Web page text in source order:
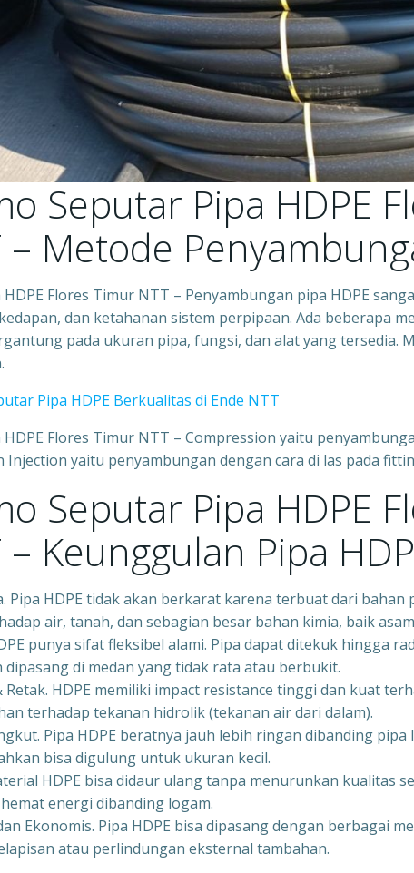
Seputar Pipa HDPE
– Metode
Flores Timur NTT – Penyambungan pipa HDPE
dan ketahanan sistem perpipaan. Ada beberapa
pada ukuran pipa, fungsi, dan alat yang tersedia.
Pipa HDPE Berkualitas di Ende NTT
Flores Timur NTT – Compression yaitu
Injection yaitu penyambungan dengan cara di las pada
Seputar Pipa HDPE
Keunggulan Pipa
Pipa HDPE tidak akan berkarat karena terbuat dari bahan
air, tanah, dan sebagian besar bahan kimia, baik
punya sifat fleksibel alami. Pipa dapat ditekuk hingga
di medan yang tidak rata atau berbukit.
Retak. HDPE memiliki impact resistance tinggi dan kuat
terhadap tekanan hidrolik (tekanan air dari dalam).
Pipa HDPE beratnya jauh lebih ringan dibanding pipa
bisa digulung untuk ukuran kecil.
HDPE bisa didaur ulang tanpa menurunkan kualitas
energi dibanding logam.
Ekonomis. Pipa HDPE bisa dipasang dengan berbagai
atau perlindungan eksternal tambahan.